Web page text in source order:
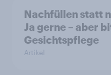
Nachfüllen statt
Ja gerne – aber
Gesichtspflege
Artikel